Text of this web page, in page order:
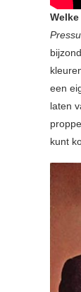
een
laten
kunt